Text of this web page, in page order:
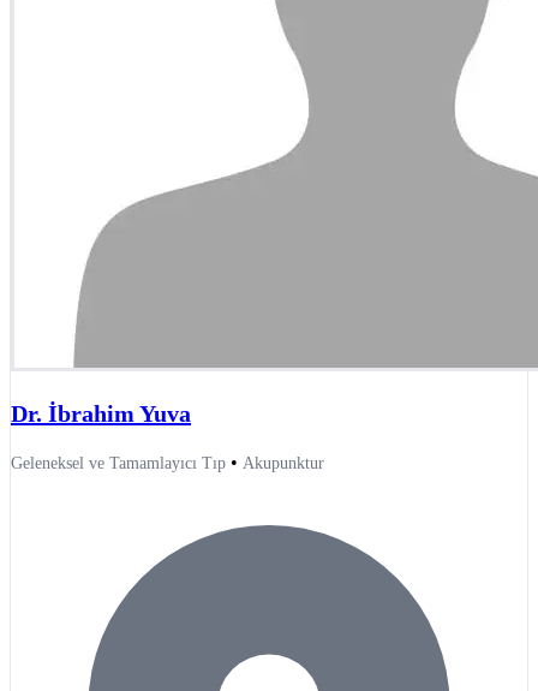
Dr. İbrahim Yuva
Geleneksel ve Tamamlayıcı Tıp • Akupunktur